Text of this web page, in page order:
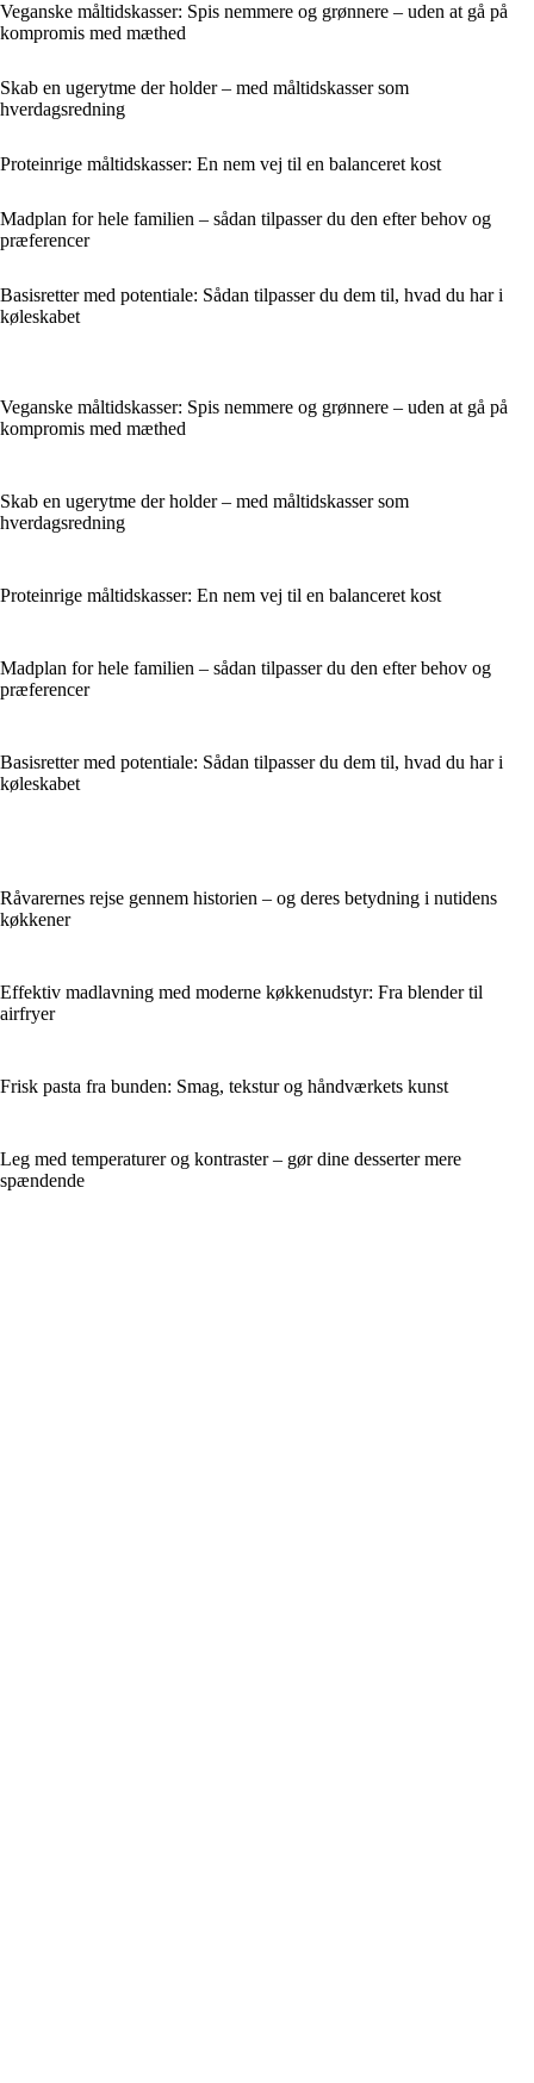
Veganske måltidskasser: Spis nemmere og grønnere – uden at gå på
kompromis med mæthed
Skab en ugerytme der holder – med måltidskasser som
hverdagsredning
Proteinrige måltidskasser: En nem vej til en balanceret kost
Madplan for hele familien – sådan tilpasser du den efter behov og
præferencer
Basisretter med potentiale: Sådan tilpasser du dem til, hvad du har i
køleskabet
Veganske måltidskasser: Spis nemmere og grønnere – uden at gå på
kompromis med mæthed
Skab en ugerytme der holder – med måltidskasser som
hverdagsredning
Proteinrige måltidskasser: En nem vej til en balanceret kost
Madplan for hele familien – sådan tilpasser du den efter behov og
præferencer
Basisretter med potentiale: Sådan tilpasser du dem til, hvad du har i
køleskabet
Råvarernes rejse gennem historien – og deres betydning i nutidens
køkkener
Effektiv madlavning med moderne køkkenudstyr: Fra blender til
airfryer
Frisk pasta fra bunden: Smag, tekstur og håndværkets kunst
Leg med temperaturer og kontraster – gør dine desserter mere
spændende